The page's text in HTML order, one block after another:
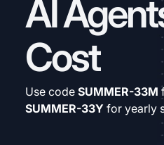
AI
Cost
Use code SUMMER-33M
SUMMER-33Y for yearly